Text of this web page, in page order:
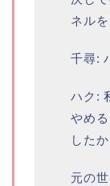
ネル
千尋:
ハク:
やめ
したか
元の